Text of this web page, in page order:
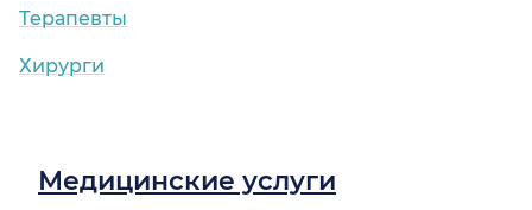
Терапевты
Хирурги
Медицинские услуги